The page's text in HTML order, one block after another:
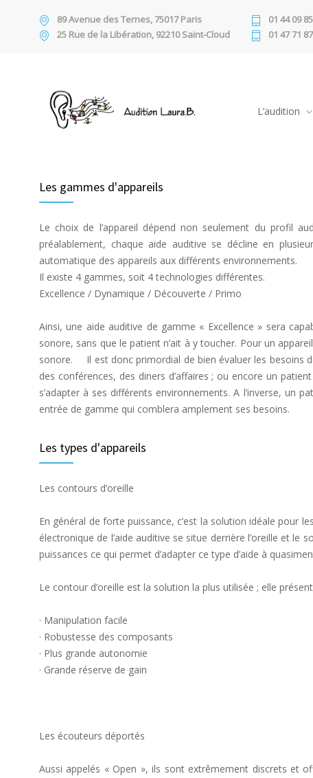
89 Avenue des Ternes, 75017 Paris
25 Rue de la Libération, 92210 Saint-Cloud
01 44 09
01 47 71
L’audition
Les gammes d'appareils
Le choix de l’appareil dépend non seulement du profil
préalablement, chaque aide auditive se décline en
automatique des appareils aux différents environnements.
Il existe 4 gammes, soit 4 technologies différentes.
Excellence / Dynamique / Découverte / Primo
Ainsi, une aide auditive de gamme « Excellence » sera
sonore, sans que le patient n’ait à y toucher. Pour un
sonore. Il est donc primordial de bien évaluer les besoins
des conférences, des diners d’affaires ; ou encore un
s’adapter à ses différents environnements. A l’inverse, un
entrée de gamme qui comblera amplement ses besoins.
Les types d'appareils
Les contours d’oreille
En général de forte puissance, c’est la solution idéale pour
électronique de l’aide auditive se situe derrière l’oreille et
puissances ce qui permet d’adapter ce type d’aide à
Le contour d’oreille est la solution la plus utilisée ; elle
· Manipulation facile
· Robustesse des composants
· Plus grande autonomie
· Grande réserve de gain
Les écouteurs déportés
Aussi appelés « Open », ils sont extrêmement discrets et